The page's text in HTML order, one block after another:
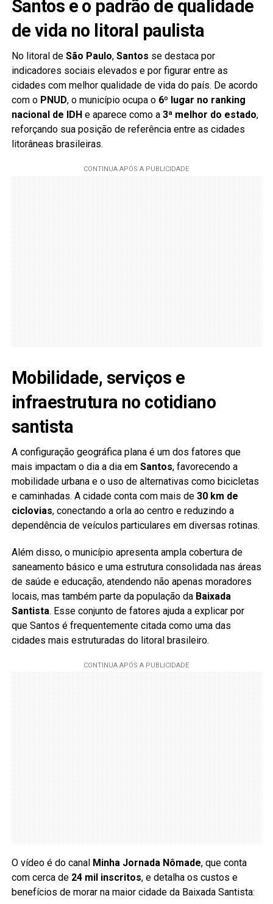
Santos e o padrão de qualidade
de vida no litoral paulista
No litoral de São Paulo, Santos se destaca por
indicadores sociais elevados e por figurar entre as
cidades com melhor qualidade de vida do país. De acordo
com o PNUD, o município ocupa o 6º lugar no ranking
nacional de IDHe aparece como a 3ª melhor do estado,
reforçando sua posição de referência entre as cidades
litorâneas brasileiras.
Mobilidade, serviços e
infraestrutura no cotidiano
santista
A configuração geográfica plana é um dos fatores que
mais impactam o dia a dia em Santos, favorecendo a
mobilidade urbana e o uso de alternativas como bicicletas
e caminhadas. A cidade conta com mais de 30 km de
ciclovias, conectando a orla ao centro e reduzindo a
dependência de veículos particulares em diversas rotinas.
Além disso, o município apresenta ampla cobertura de
saneamento básico e uma estrutura consolidada nas áreas
de saúde e educação, atendendo não apenas moradores
locais, mas também parte da população da Baixada
Santista. Esse conjunto de fatores ajuda a explicar por
que Santos é frequentemente citada como uma das
cidades mais estruturadas do litoral brasileiro.
O vídeo é do canal Minha Jornada Nômade, que conta
com cerca de 24 mil inscritos, e detalha os custos e
benefícios de morar na maior cidade da Baixada Santista: